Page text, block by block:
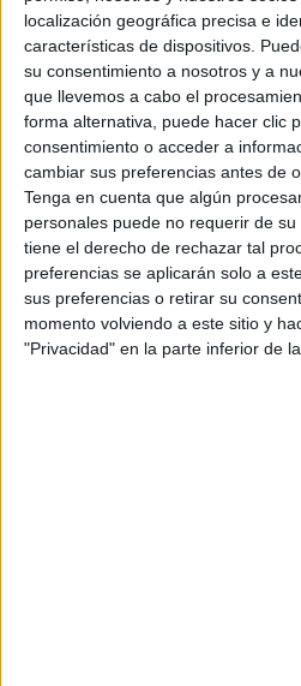
localización geográfica precisa e
características de dispositivos.
su consentimiento a nosotros y a
que llevemos a cabo el
forma alternativa, puede hacer clic
consentimiento o acceder a
cambiar sus preferencias antes de
Tenga en cuenta que algún
personales puede no requerir de
tiene el derecho de rechazar tal
preferencias se aplicarán solo a
sus preferencias o retirar su
momento volviendo a este sitio y
"Privacidad" en la parte inferior de
Chica
¿En qué año terminas (o
Soy estudiante de:*
Términos y
Aceptolos Términos y